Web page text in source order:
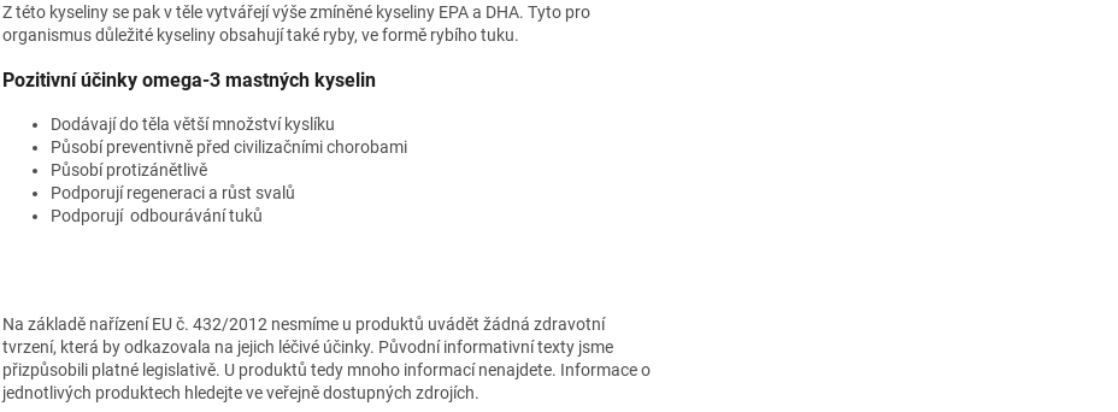
Z této kyseliny se pak v těle vytvářejí výše zmíněné kyseliny EPA a DHA. Tyto pro
organismus důležité kyseliny obsahují také ryby, ve formě rybího tuku.
Pozitivní účinky omega-3 mastných kyselin
Dodávají do těla větší množství kyslíku
Působí preventivně před civilizačními chorobami
Působí protizánětlivě
Podporují regeneraci a růst svalů
Podporují odbourávání tuků
Na základě nařízení EU č. 432/2012 nesmíme u produktů uvádět žádná zdravotní
tvrzení, která by odkazovala na jejich léčivé účinky. Původní informativní texty jsme
přizpůsobili platné legislativě. U produktů tedy mnoho informací nenajdete. Informace o
jednotlivých produktech hledejte ve veřejně dostupných zdrojích.